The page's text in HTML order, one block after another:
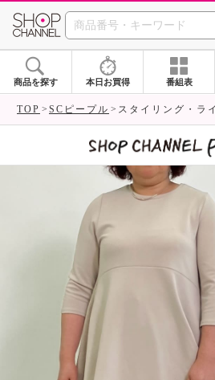
SHOP
商品を探す 本日お買得 番組表
TOP SCピープル スタイリング・ラ